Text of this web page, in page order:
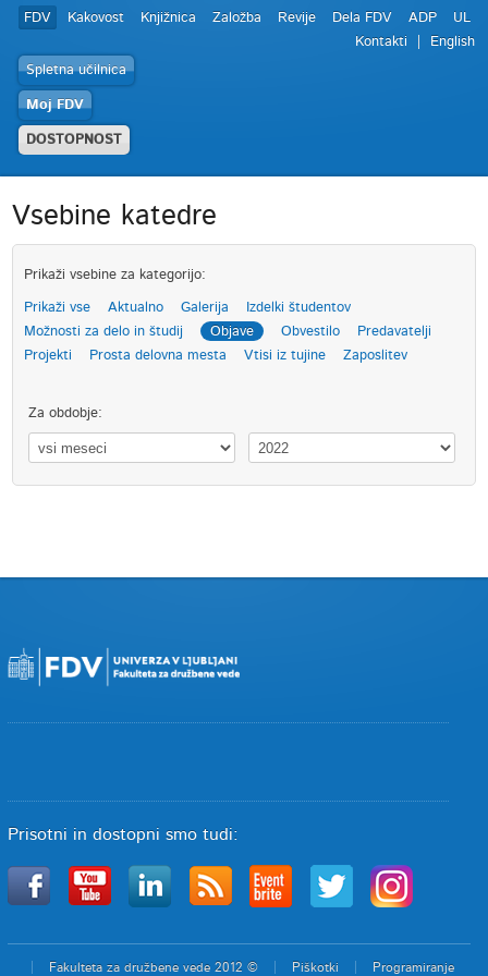
FDV Kakovost Knjižnica Založba Revije Dela FDV ADP
UL
Kontakti
English
Spletna učilnica
Moj FDV
DOSTOPNOST
Vsebine katedre
Prikaži vsebine za kategorijo:
Prikaži vse Aktualno Galerija
Izdelki študentov
Možnosti za delo in študij
Objave Obvestilo
Predavatelji
Projekti
Prosta delovna mesta Vtisi iz tujine Zaposlitev
Za obdobje:
Prisotni in dostopni smo tudi:
Fakulteta za družbene vede 2012 © Piškotki Programiranje